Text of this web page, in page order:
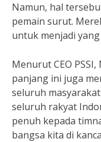
Namun, hal
pemain surut.
untuk menjadi
Menurut CEO
panjang ini juga
seluruh
seluruh rakyat
penuh kepada
bangsa kita di